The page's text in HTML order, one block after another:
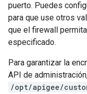
puerto. Puedes
para que use otros
que el firewall
especificado.
Para garantizar la
API de
/opt/apigee/